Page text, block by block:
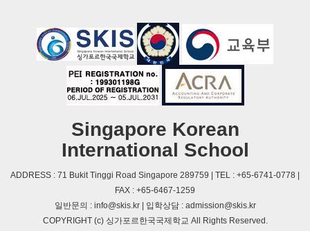
Singapore Korean
International School
ADDRESS : 71 Bukit Tinggi Road Singapore 289759 | TEL : +65-6741-0778 |
FAX : +65-6467-1259
일반문의 : info@skis.kr | 입학상담 : admission@skis.kr
COPYRIGHT (c) 싱가포르한국국제학교 All Rights Reserved.